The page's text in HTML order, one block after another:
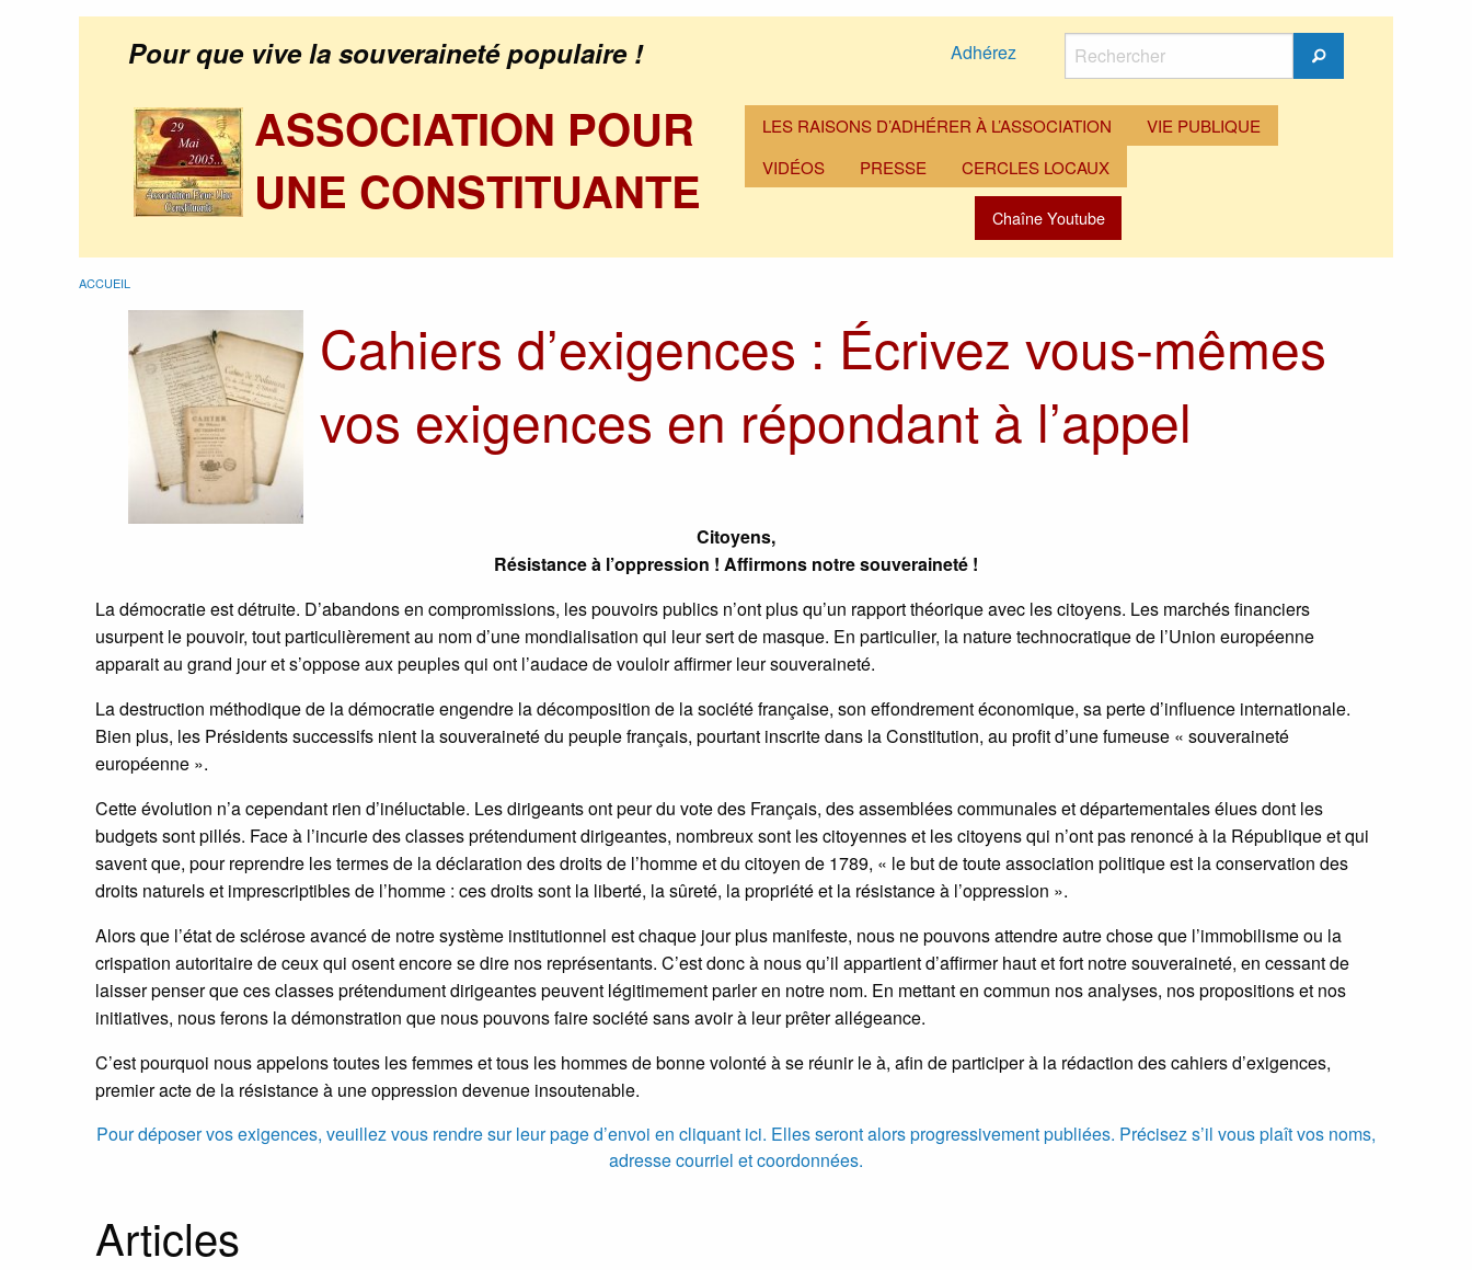
Pour que vive la souveraineté populaire ! Adhérez
Rechercher
Rechercher
ASSOCIATION POUR
UNE CONSTITUANTE
LES RAISONS D’ADHÉRER À L’ASSOCIATION
VIE PUBLIQUE
VIDÉOS
PRESSE CERCLES LOCAUX
Chaîne Youtube
ACCUEIL
Cahiers d’exigences : Écrivez vous-mêmes
vos exigences en répondant à l’appel
Citoyens,
Résistance à l’oppression ! Affirmons notre souveraineté !
La démocratie est détruite. D’abandons en compromissions, les pouvoirs publics n’ont plus qu’un rapport théorique avec les citoyens. Les marchés financiers
usurpent le pouvoir, tout particulièrement au nom d’une mondialisation qui leur sert de masque. En particulier, la nature technocratique de l’Union européenne
apparait au grand jour et s’oppose aux peuples qui ont l’audace de vouloir affirmer leur souveraineté.
La destruction méthodique de la démocratie engendre la décomposition de la société française, son effondrement économique, sa perte d’influence internationale.
Bien plus, les Présidents successifs nient la souveraineté du peuple français, pourtant inscrite dans la Constitution, au profit d’une fumeuse « souveraineté
européenne ».
Cette évolution n’a cependant rien d’inéluctable. Les dirigeants ont peur du vote des Français, des assemblées communales et départementales élues dont les
budgets sont pillés. Face à l’incurie des classes prétendument dirigeantes, nombreux sont les citoyennes et les citoyens qui n’ont pas renoncé à la République et qui
savent que, pour reprendre les termes de la déclaration des droits de l’homme et du citoyen de 1789, « le but de toute association politique est la conservation des
droits naturels et imprescriptibles de l’homme : ces droits sont la liberté, la sûreté, la propriété et la résistance à l’oppression ».
Alors que l’état de sclérose avancé de notre système institutionnel est chaque jour plus manifeste, nous ne pouvons attendre autre chose que l’immobilisme ou la
crispation autoritaire de ceux qui osent encore se dire nos représentants. C’est donc à nous qu’il appartient d’affirmer haut et fort notre souveraineté, en cessant de
laisser penser que ces classes prétendument dirigeantes peuvent légitimement parler en notre nom. En mettant en commun nos analyses, nos propositions et nos
initiatives, nous ferons la démonstration que nous pouvons faire société sans avoir à leur prêter allégeance.
C’est pourquoi nous appelons toutes les femmes et tous les hommes de bonne volonté à se réunir le à, afin de participer à la rédaction des cahiers d’exigences,
premier acte de la résistance à une oppression devenue insoutenable.
Pour déposer vos exigences, veuillez vous rendre sur leur page d’envoi en cliquant ici. Elles seront alors progressivement publiées. Précisez s’il vous plaît vos noms,
adresse courriel et coordonnées.
Articles